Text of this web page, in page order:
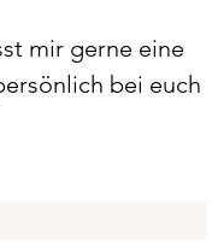
mir gerne eine
bei euch